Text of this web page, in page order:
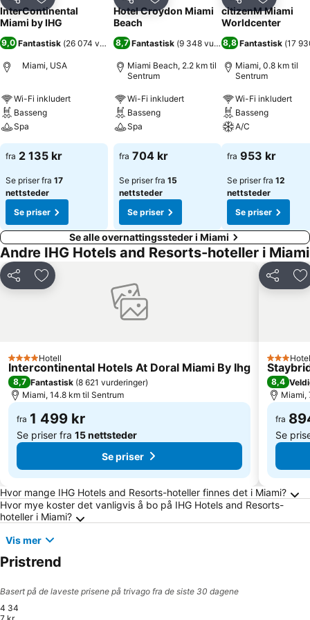
Del Legg til i favoritter
InterContinental
Miami by IHG
9,0 Fantastisk (26 074 vurderinger)
Miami, USA
Wi-Fi inkludert
Basseng
Spa
fra 2 135 kr
Se priser fra 17
nettsteder
Se priser
Del Legg til i favoritter
Hotel Croydon Miami
Beach
8,7 Fantastisk (9 348 vurderinger)
Miami Beach, 2.2 km til
Sentrum
Wi-Fi inkludert
Basseng
Spa
fra 704 kr
Se priser fra 15
nettsteder
Se priser
Del Legg til
citizenM Miami
Worldcenter
8,8 Fantastisk (17
Miami, 0.8 km til
Sentrum
Wi-Fi inkludert
Basseng
A/C
fra 953 kr
Se priser fra 12
nettsteder
Se priser
Se alle overnattingssteder i Miami
Andre IHG Hotels and Resorts-hoteller i Miami
Del Legg til i favoritter
4 Stjerner
Hotell
Intercontinental Hotels At Doral Miami By Ihg
8,7 Fantastisk (8 621 vurderinger)
Miami, 14.8 km til Sentrum
fra 1 499 kr
Se priser fra 15 nettsteder
Se priser
Del
3 Stjerner
8,4
Miami,
fra
Se
Ofte stilte spørsmål om Miami
Hvor mange IHG Hotels and Resorts-hoteller finnes det i Miami?
Hvor mye koster det vanligvis å bo på IHG Hotels and Resorts-
hoteller i Miami?
Vis mer
Pristrend
Basert på de laveste prisene på trivago fra de siste 30 dagene
4 34